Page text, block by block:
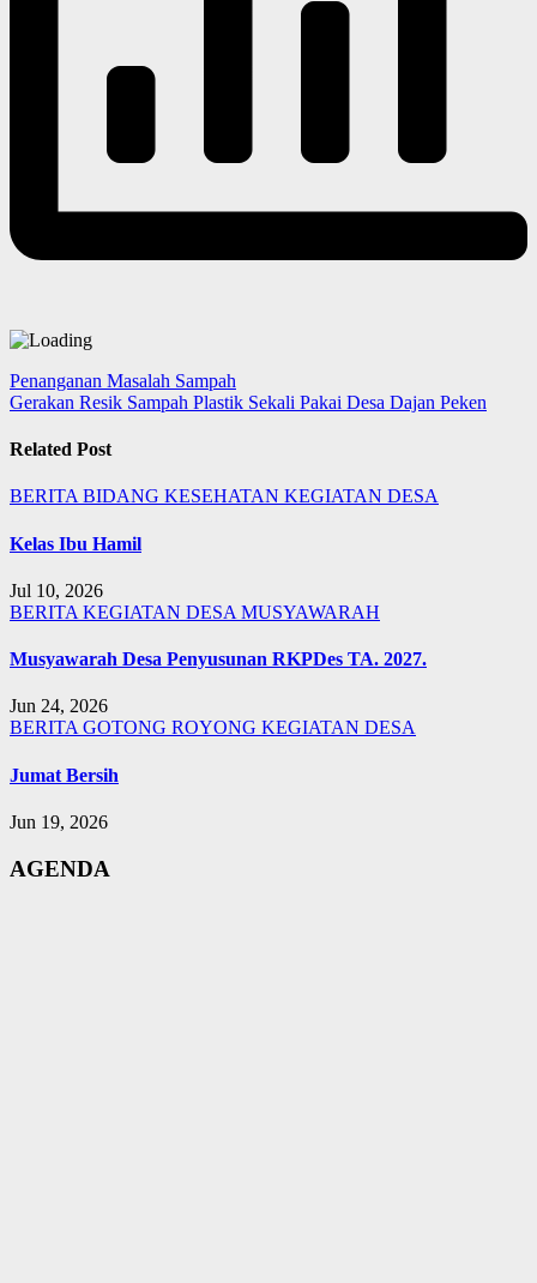
Navigasi
pos
Penanganan Masalah Sampah
Gerakan Resik Sampah Plastik Sekali Pakai Desa Dajan Peken
Related Post
BERITABIDANG KESEHATAN KEGIATAN DESA
Kelas Ibu Hamil
Jul 10, 2026
BERITA KEGIATAN DESA MUSYAWARAH
Musyawarah Desa Penyusunan RKPDes TA. 2027.
Jun 24, 2026
BERITAGOTONG ROYONG KEGIATAN DESA
Jumat Bersih
Jun 19, 2026
AGENDA